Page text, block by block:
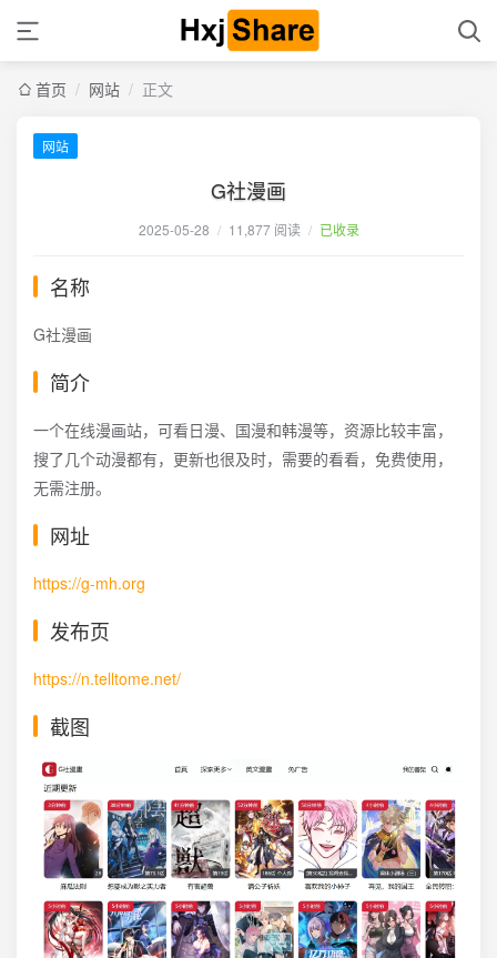
首页 / 网站 / 正文
网站
G社漫画
2025-05-28 / 11,877 阅读 / 已收录
名称
G社漫画
简介
一个在线漫画站，可看日漫、国漫和韩漫等，资源比较丰富，
搜了几个动漫都有，更新也很及时，需要的看看，免费使用，
无需注册。
网址
https://g-mh.org
发布页
https://n.telltome.net/
截图